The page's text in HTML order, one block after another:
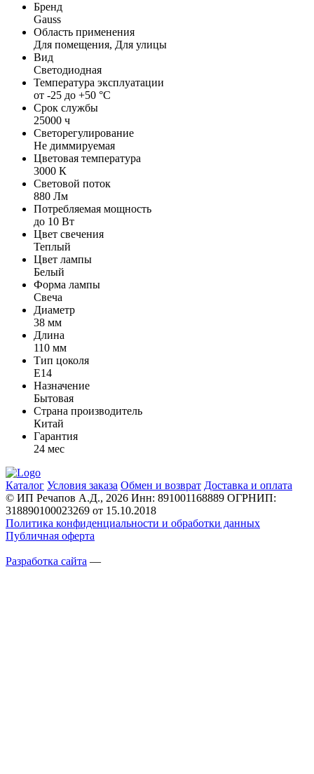
Бренд
Gauss
Область применения
Для помещения, Для улицы
Вид
Светодиодная
Температура эксплуатации
от -25 до +50 °С
Срок службы
25000 ч
Светорегулирование
Не диммируемая
Цветовая температура
3000 К
Световой поток
880 Лм
Потребляемая мощность
до 10 Вт
Цвет свечения
Теплый
Цвет лампы
Белый
Форма лампы
Свеча
Диаметр
38 мм
Длина
110 мм
Тип цоколя
E14
Назначение
Бытовая
Страна производитель
Китай
Гарантия
24 мес
Каталог Условия заказа Обмен и возврат Доставка и оплата
© ИП Речапов А.Д., 2026 Инн: 891001168889 ОГРНИП:
318890100023269 от 15.10.2018
Политика конфиденциальности и обработки данных
Публичная оферта
Разработка сайта —